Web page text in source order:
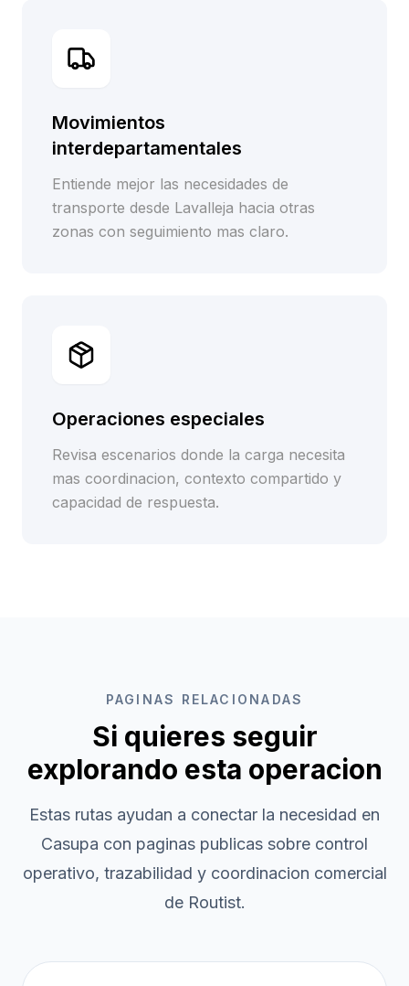
Movimientos
interdepartamentales
Entiende mejor las necesidades de
transporte desde Lavalleja hacia otras
zonas con seguimiento mas claro.
Operaciones especiales
Revisa escenarios donde la carga necesita
mas coordinacion, contexto compartido y
capacidad de respuesta.
PAGINAS RELACIONADAS
Si quieres seguir
explorando esta operacion
Estas rutas ayudan a conectar la necesidad en
Casupa con paginas publicas sobre control
operativo, trazabilidad y coordinacion comercial
de Routist.